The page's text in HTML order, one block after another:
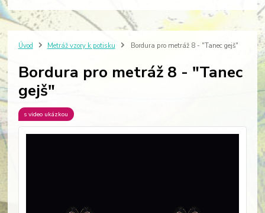
Úvod Metráž vzory k potisku Bordura pro metráž 8 - "Tanec gejš"
Bordura pro metráž 8 - "Tanec
gejš"
s video ukázkou